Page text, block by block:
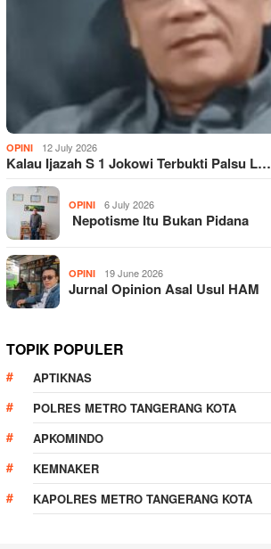
OPINI 12 July 2026
Kalau Ijazah S 1 Jokowi Terbukti Palsu L…
OPINI 6 July 2026
Nepotisme Itu Bukan Pidana
OPINI 19 June 2026
Jurnal Opinion Asal Usul HAM
TOPIK POPULER
APTIKNAS
POLRES METRO TANGERANG KOTA
APKOMINDO
KEMNAKER
KAPOLRES METRO TANGERANG KOTA